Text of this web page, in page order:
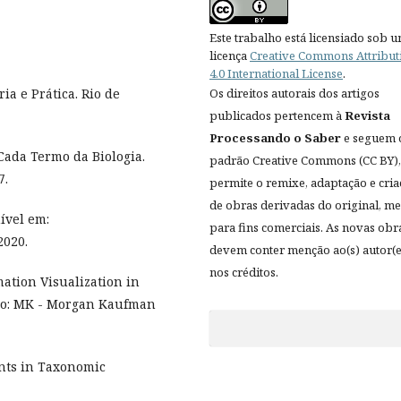
e Prática. Rio de
Termo da Biologia.
em:
Visualization in
MK - Morgan Kaufman
in Taxonomic
Este trabalho está licensiado sob
licençaCreative Commons
4.0 International License.
Os direitos autorais dos artigos
publicados pertencem àRevista
Processando o Sabere seguem
padrão Creative Commons (CC
permite o remixe, adaptação e
de obras derivadas do original,
para fins comerciais. As novas
devem conter menção ao(s)
nos créditos.